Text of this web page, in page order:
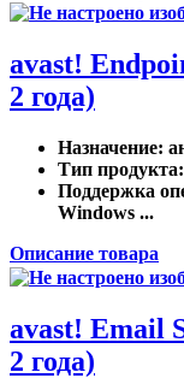
avast!
2 года)
Назначение:
Тип продукта
Поддержка
Windows ...
Описание товара
avast! Email
2 года)